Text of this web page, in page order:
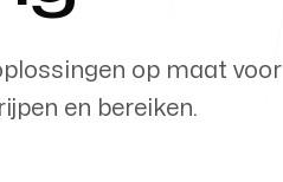
op maat voor
en bereiken.